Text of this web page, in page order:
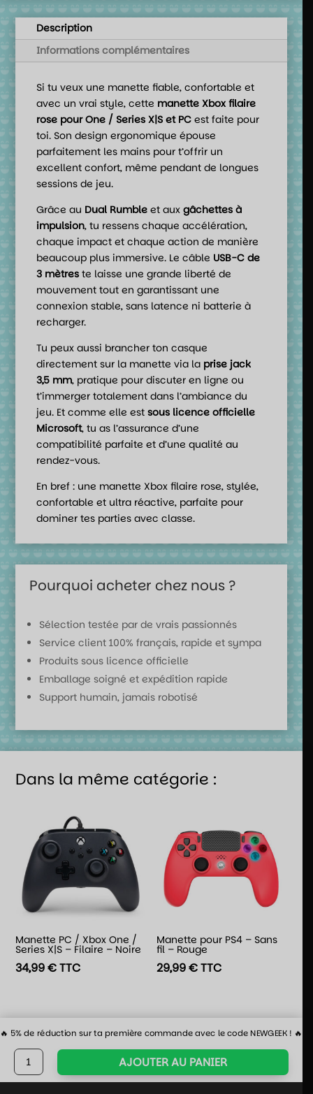
Description
Informations complémentaires
Si tu veux une manette fiable, confortable et
avec un vrai style, cette manette Xbox filaire
rose pour One / Series X|S et PCest faite pour
toi. Son design ergonomique épouse
parfaitement les mains pour t’offrir un
excellent confort, même pendant de longues
sessions de jeu.
Grâce au Dual Rumbleet aux gâchettes à
impulsion, tu ressens chaque accélération,
chaque impact et chaque action de manière
beaucoup plus immersive. Le câble USB-C de
3 mètreste laisse une grande liberté de
mouvement tout en garantissant une
connexion stable, sans latence ni batterie à
recharger.
Tu peux aussi brancher ton casque
directement sur la manette via la prise jack
3,5 mm, pratique pour discuter en ligne ou
t’immerger totalement dans l’ambiance du
jeu. Et comme elle est sous licence officielle
Microsoft, tu as l’assurance d’une
compatibilité parfaite et d’une qualité au
rendez-vous.
En bref : une manette Xbox filaire rose, stylée,
confortable et ultra réactive, parfaite pour
dominer tes parties avec classe.
Pourquoi acheter chez nous ?
Sélection testée par de vrais passionnés
Service client 100% français, rapide et sympa
Produits sous licence officielle
Emballage soigné et expédition rapide
Support humain, jamais robotisé
Dans la même catégorie :
Manette PC / Xbox One /
Series X|S – Filaire – Noire
34,99€TTC
Manette pour PS4 – Sans
fil – Rouge
29,99€TTC
🔥 5% de réduction sur ta première commande avec le code NEWGEEK ! 🔥
quantité
de
AJOUTER AU PANIER